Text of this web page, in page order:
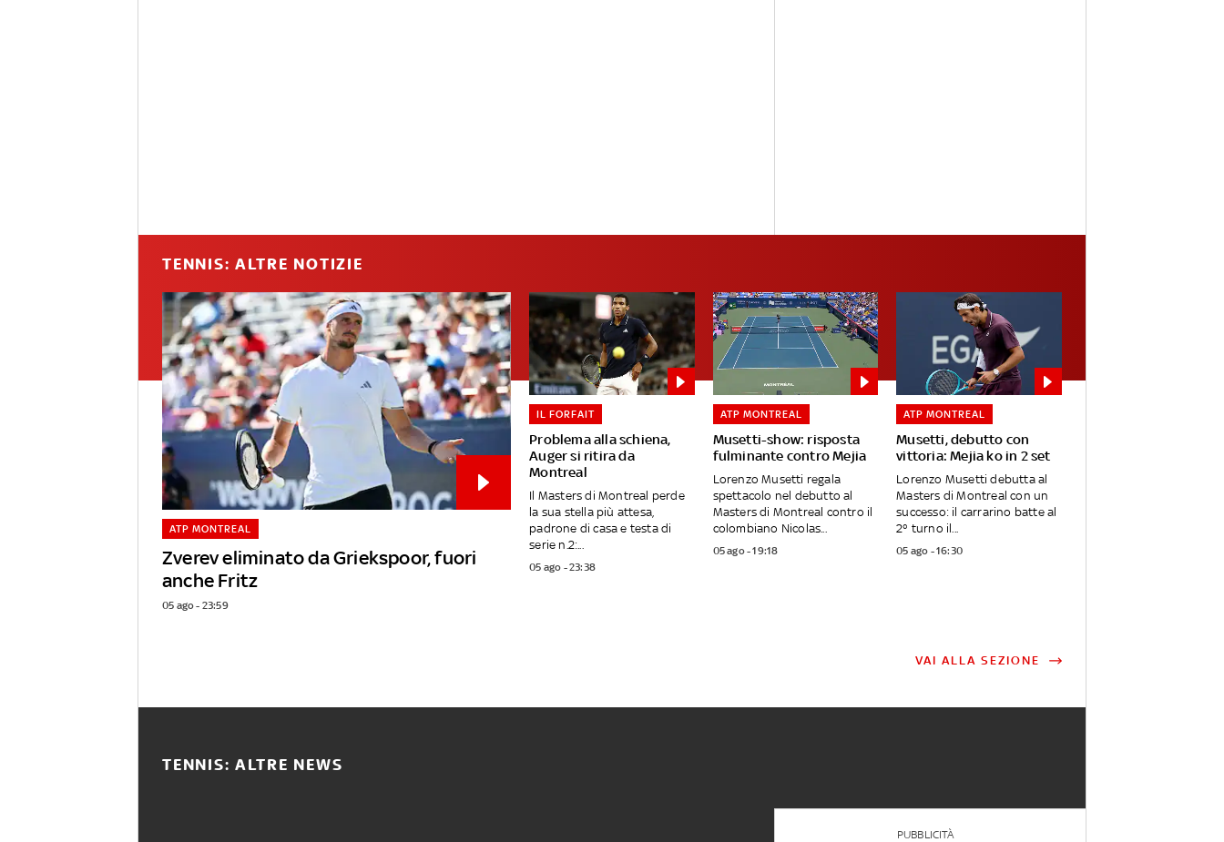
TENNIS: ALTRE NOTIZIE
Zverev eliminato da Griekspoor, fuori
anche Fritz
ATP MONTREAL
05 ago - 23:59
Problema alla schiena,
Auger si ritira da
Montreal
IL FORFAIT
Il Masters di Montreal perde
la sua stella più attesa,
padrone di casa e testa di
serie n.2:...
05 ago - 23:38
Musetti-show: risposta
fulminante contro Mejia
ATP MONTREAL
Lorenzo Musetti regala
spettacolo nel debutto al
Masters di Montreal contro il
colombiano Nicolas...
05 ago - 19:18
Musetti, debutto con
vittoria: Mejia ko in 2 set
ATP MONTREAL
Lorenzo Musetti debutta al
Masters di Montreal con un
successo: il carrarino batte al
2° turno il...
05 ago - 16:30
VAI ALLA SEZIONE
TENNIS: ALTRE NEWS
PUBBLICITÀ